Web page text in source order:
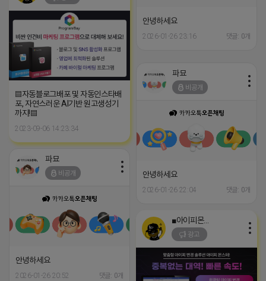
안녕하세요
2026-01-26 23:16 댓글: 0개
▤자동블로그배포 및 자동인스타배
포, 자연스러운 AI기반 원고생성기
까지!▤
2023-09-06 14:23:34
파묘
비공개
안녕하세요
2026-01-26 22:04 댓글: 0개
파묘
비공개
안녕하세요
2026-01-26 20:52 댓글: 0개
■아이피몬스터■
광고